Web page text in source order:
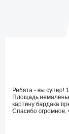
Ребята - вы супер!
Площадь
картину бардака
Спасибо огромное,